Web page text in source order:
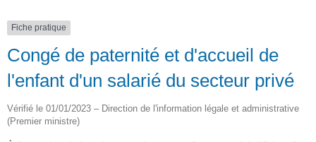
Fiche pratique
Congé de paternité et d'accueil de
l'enfant d'un salarié du secteur privé
Vérifié le 01/01/2023 – Direction de l'information légale et administrative
(Premier ministre)